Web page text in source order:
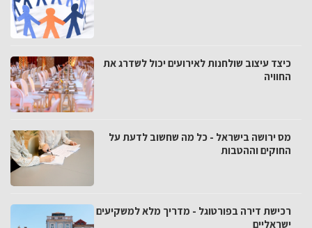
כיצד עיצוב שולחנות לאירועים יכול לשדרג את
החוויה
מס ירושה בישראל - כל מה שחשוב לדעת על
החוקים וההטבות
רכישת דירה בפורטוגל - מדריך מלא למשקיעים
ישראליים